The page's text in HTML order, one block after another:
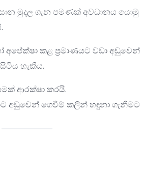
මුදල ගැන පමණක් අවධානය යොමු
කළ ප්‍රමාණයට වඩා
හැකිය.
යමක් ආරක්ෂා කරයි.
අඩුවෙන් ගෙවීම් කලින් හඳුනා ගැනීමට